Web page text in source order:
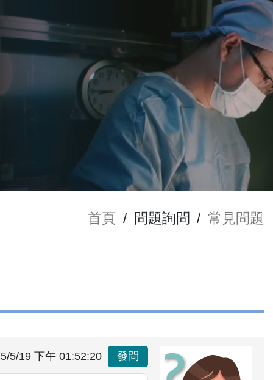
首頁 / 問題詢問 / 常見問題
發問
5/19 下午 01:52:20